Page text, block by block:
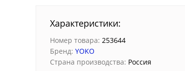
Характеристики:
Номер товара: 253644
Бренд: YOKO
Страна производства: Россия